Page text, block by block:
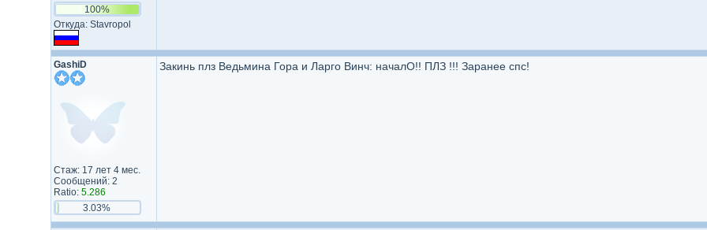
100%
Откуда: Stavropol
GashiD
Стаж: 17 лет 4 мес.
Сообщений: 2
Ratio: 5.286
3.03%
Закинь плз Ведьмина Гора и Ларго Винч: началО!! ПЛЗ !!! Заранее спс!